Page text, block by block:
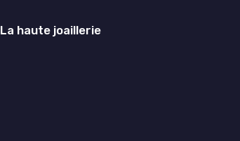
La haute joaillerie